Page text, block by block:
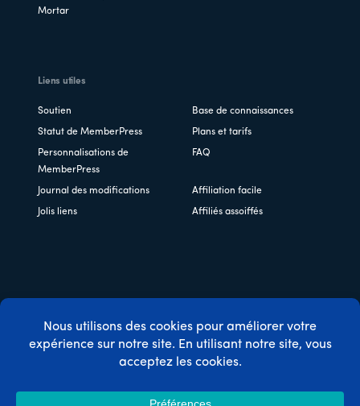
Mortar
Liens utiles
Soutien Base de connaissances
Statut de MemberPress Plans et tarifs
Personnalisations de
MemberPress
FAQ
Journal des modifications Affiliation facile
Jolis liens Affiliés assoiffés
Copyright © 2026 Caseproof, LLC. Tous droits réservés.
Politique de confidentialité / Remboursements